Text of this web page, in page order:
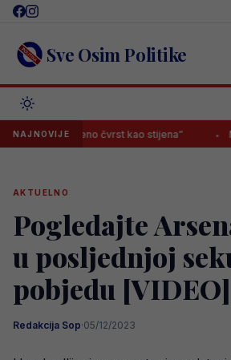
Skip
content Sve Osim Politike
NAJNOVIJEčvrst kao stijena”
AKTUELNO
Pogledajte
u posljednjoj
pobjedu [VIDEO]
Redakcija Sop·05/12/2023